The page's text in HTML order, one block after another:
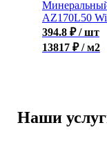
AZ170L50
394.8 ₽ / шт
13817 ₽ / м2
Наши